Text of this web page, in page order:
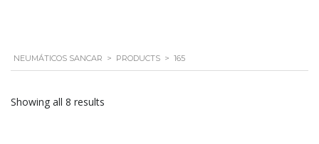
NEUMÁTICOS SANCAR > PRODUCTS > 165
Showing all 8 results